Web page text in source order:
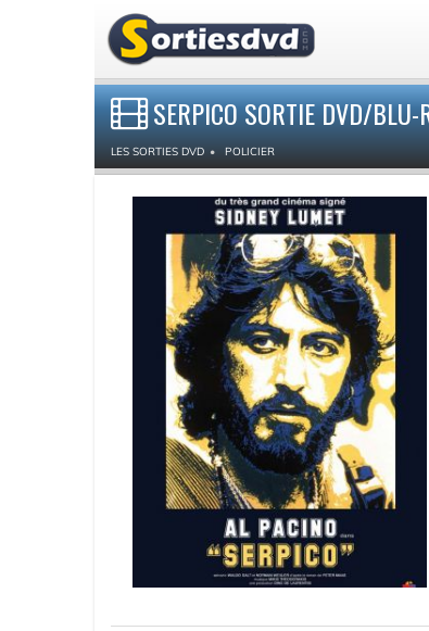
SERPICO SORTIE DVD/BLU-
LES SORTIES DVD POLICIER